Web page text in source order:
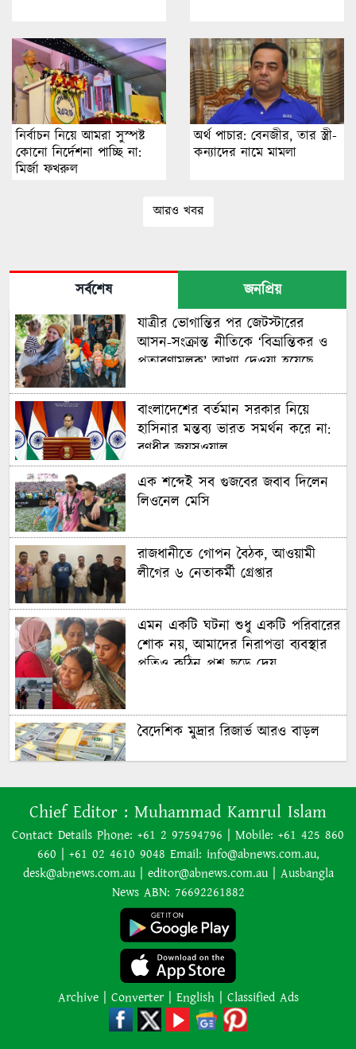
নির্বাচন নিয়ে আমরা সুস্পষ্ট
কোনো নির্দেশনা পাচ্ছি না:
মির্জা ফখরুল
অর্থ পাচার: বেনজীর, তার স্ত্রী-
কন্যাদের নামে মামলা
আরও খবর
সর্বশেষ
জনপ্রিয়
যাত্রীর ভোগান্তির পর জেটস্টারের
আসন-সংক্রান্ত নীতিকে ‘বিভ্রান্তিকর ও
প্রতারণামূলক’ আখ্যা দেওয়া হয়েছে
বাংলাদেশের বর্তমান সরকার নিয়ে
হাসিনার মন্তব্য ভারত সমর্থন করে না:
রণধীর জয়সওয়াল
এক শব্দেই সব গুজবের জবাব দিলেন
লিওনেল মেসি
রাজধানীতে গোপন বৈঠক, আওয়ামী
লীগের ৬ নেতাকর্মী গ্রেপ্তার
এমন একটি ঘটনা শুধু একটি পরিবারের
শোক নয়, আমাদের নিরাপত্তা ব্যবস্থার
প্রতিও কঠিন প্রশ্ন ছুড়ে দেয়
বৈদেশিক মুদ্রার রিজার্ভ আরও বাড়ল
৭০ বছর আগে যা ‍দিয়ে শুরু হয়েছিল
বাংলাদেশের চলচ্চিত্র ‘মুখ ও মুখোশ’
নিউজিল্যান্ডে ৫.৯ মাত্রার শক্তিশালী
ভূমিকম্প
ইরানের বিরুদ্ধে হামলা স্থগিত ট্রাম্পের,
নতুন করে শান্তি আলোচনা শুরু
অজ্ঞাত কারণে অগ্নিকাণ্ডে একই
পরিবারের তিন সদস্যের মৃত্যু
Chief Editor : Muhammad Kamrul Islam
Contact Details Phone: +61 2 97594796 | Mobile: +61 425 860
660 | +61 02 4610 9048 Email: info@abnews.com.au,
desk@abnews.com.au | editor@abnews.com.au | Ausbangla
News ABN: 76692261882
Archive | Converter | English | Classified Ads